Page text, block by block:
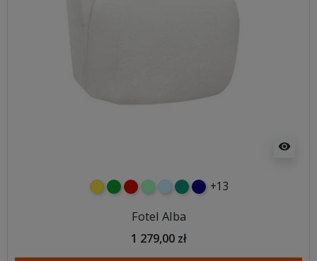
visibility
żółtyzielonyczerwony
miętowybłękitnyturkusowy
granatowy
+13
Fotel Alba
1 279,00 zł